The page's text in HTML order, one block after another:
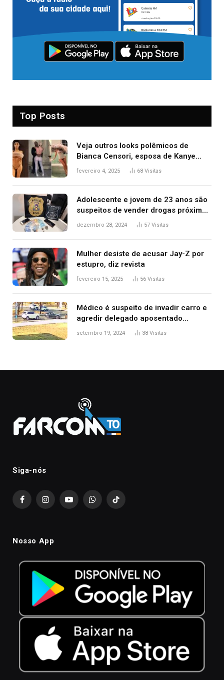
Top Posts
Veja outros looks polêmicos de
Bianca Censori, esposa de Kanye
West que apareceu nua no Grammy
fevereiro 4, 2025 68 Visitas
Adolescente e jovem de 23 anos são
suspeitos de vender drogas próximo
de delegacia e escola, diz polícia
dezembro 28, 2024 57 Visitas
Mulher desiste de acusar Jay-Z por
estupro, diz revista
fevereiro 15, 2025 56 Visitas
Médico é suspeito de invadir carro e
agredir delegado aposentado
durante confusão no trânsito
setembro 19, 2024 38 Visitas
Siga-nós
FacebookInstagramYouTubeWhatsAppTikTok
Nosso App